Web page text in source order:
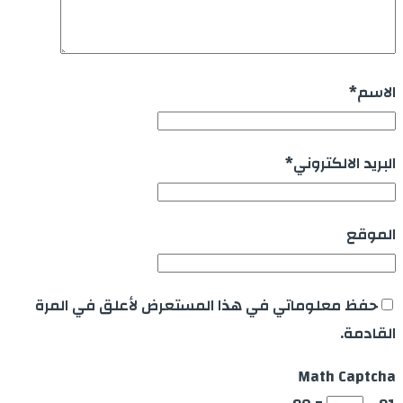
الاسم*
البريد الالكتروني*
الموقع
حفظ معلوماتي في هذا المستعرض لأعلق في المرة
القادمة.
Math Captcha